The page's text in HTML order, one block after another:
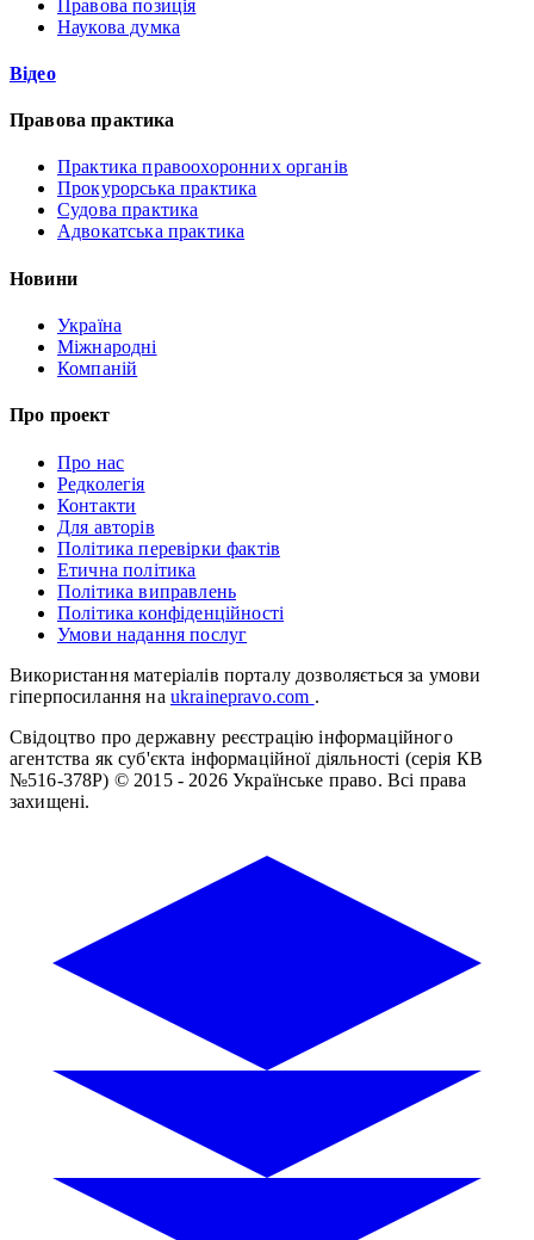
Правова позиція
Наукова думка
Відео
Правова практика
Практика правоохоронних органів
Прокурорська практика
Судова практика
Адвокатська практика
Новини
Україна
Міжнародні
Компаній
Про проект
Про нас
Редколегія
Контакти
Для авторів
Політика перевірки фактів
Етична політика
Політика виправлень
Політика конфіденційності
Умови надання послуг
Використання матеріалів порталу дозволяється за умови
гіперпосилання на ukrainepravo.com .
Свідоцтво про державну реєстрацію інформаційного
агентства як суб'єкта інформаційної діяльності (серія КВ
№516-378Р) © 2015 - 2026 Українське право. Всі права
захищені.